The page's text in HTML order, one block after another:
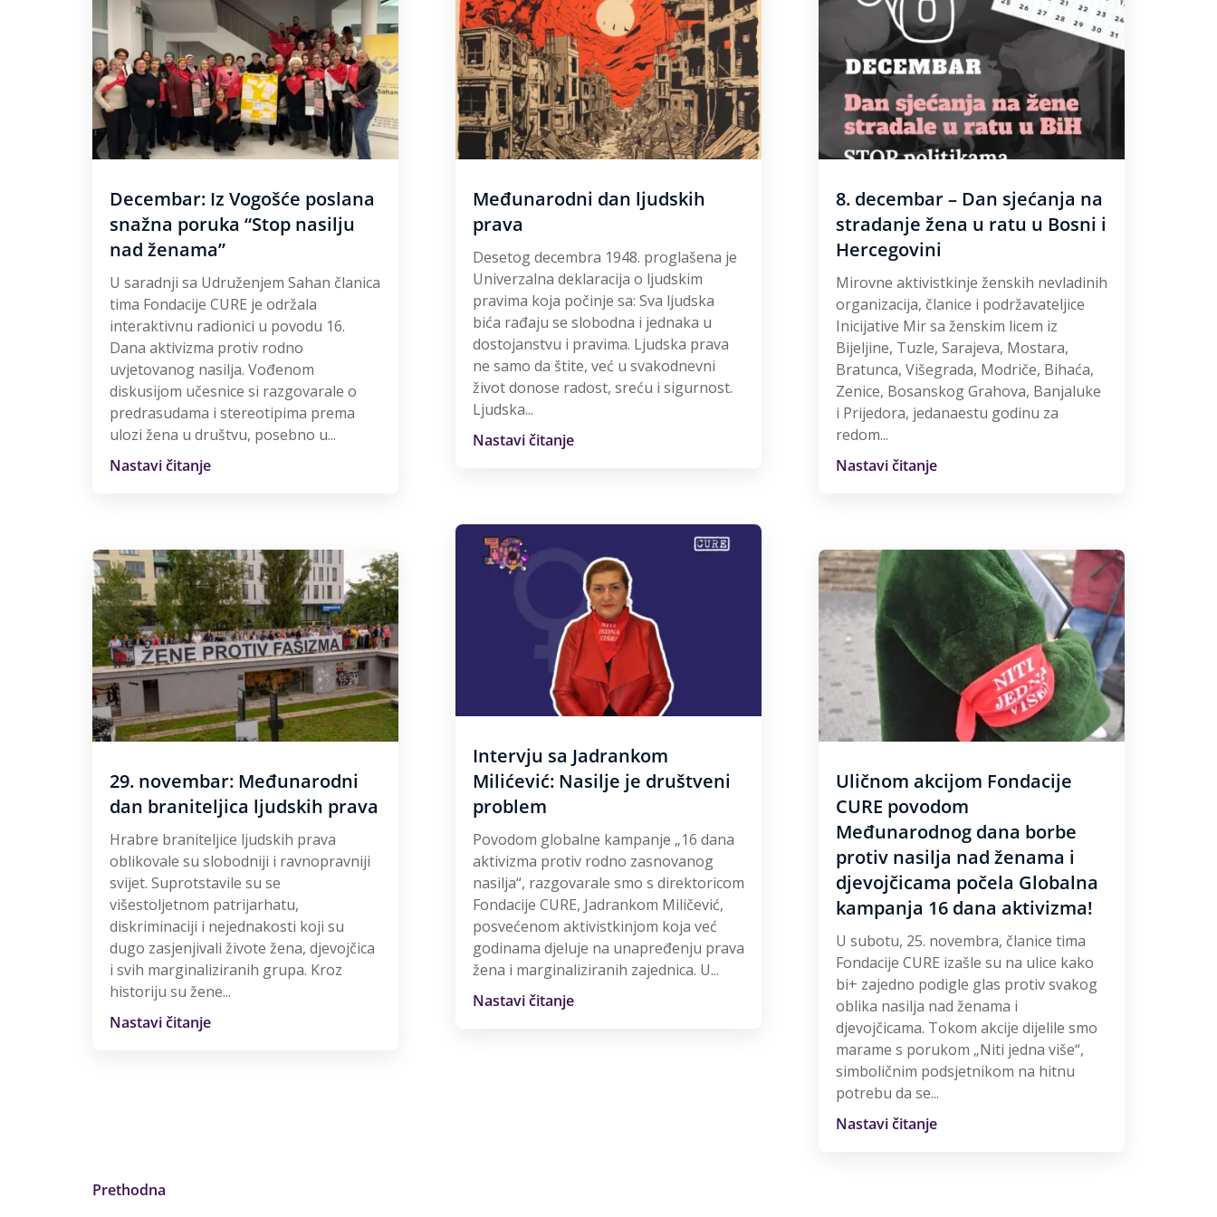
Decembar: Iz Vogošće poslana
snažna poruka “Stop nasilju
nad ženama”
U saradnji sa Udruženjem Sahan članica
tima Fondacije CURE je održala
interaktivnu radionici u povodu 16.
Dana aktivizma protiv rodno
uvjetovanog nasilja. Vođenom
diskusijom učesnice si razgovarale o
predrasudama i stereotipima prema
ulozi žena u društvu, posebno u...
Nastavi čitanje
29. novembar: Međunarodni
dan braniteljica ljudskih prava
Hrabre braniteljice ljudskih prava
oblikovale su slobodniji i ravnopravniji
svijet. Suprotstavile su se
višestoljetnom patrijarhatu,
diskriminaciji i nejednakosti koji su
dugo zasjenjivali živote žena, djevojčica
i svih marginaliziranih grupa. Kroz
historiju su žene...
Nastavi čitanje
Međunarodni dan ljudskih
prava
Desetog decembra 1948. proglašena je
Univerzalna deklaracija o ljudskim
pravima koja počinje sa: Sva ljudska
bića rađaju se slobodna i jednaka u
dostojanstvu i pravima. Ljudska prava
ne samo da štite, već u svakodnevni
život donose radost, sreću i sigurnost.
Ljudska...
Nastavi čitanje
Intervju sa Jadrankom
Milićević: Nasilje je društveni
problem
Povodom globalne kampanje „16 dana
aktivizma protiv rodno zasnovanog
nasilja“, razgovarale smo s direktoricom
Fondacije CURE, Jadrankom Miličević,
posvećenom aktivistkinjom koja već
godinama djeluje na unapređenju prava
žena i marginaliziranih zajednica. U...
Nastavi čitanje
8. decembar – Dan sjećanja na
stradanje žena u ratu u Bosni i
Hercegovini
Mirovne aktivistkinje ženskih nevladinih
organizacija, članice i podržavateljice
Inicijative Mir sa ženskim licem iz
Bijeljine, Tuzle, Sarajeva, Mostara,
Bratunca, Višegrada, Modriče, Bihaća,
Zenice, Bosanskog Grahova, Banjaluke
i Prijedora, jedanaestu godinu za
redom...
Nastavi čitanje
Uličnom akcijom Fondacije
CURE povodom
Međunarodnog dana borbe
protiv nasilja nad ženama i
djevojčicama počela Globalna
kampanja 16 dana aktivizma!
U subotu, 25. novembra, članice tima
Fondacije CURE izašle su na ulice kako
bi+ zajedno podigle glas protiv svakog
oblika nasilja nad ženama i
djevojčicama. Tokom akcije dijelile smo
marame s porukom „Niti jedna više“,
simboličnim podsjetnikom na hitnu
potrebu da se...
Nastavi čitanje
Prethodna